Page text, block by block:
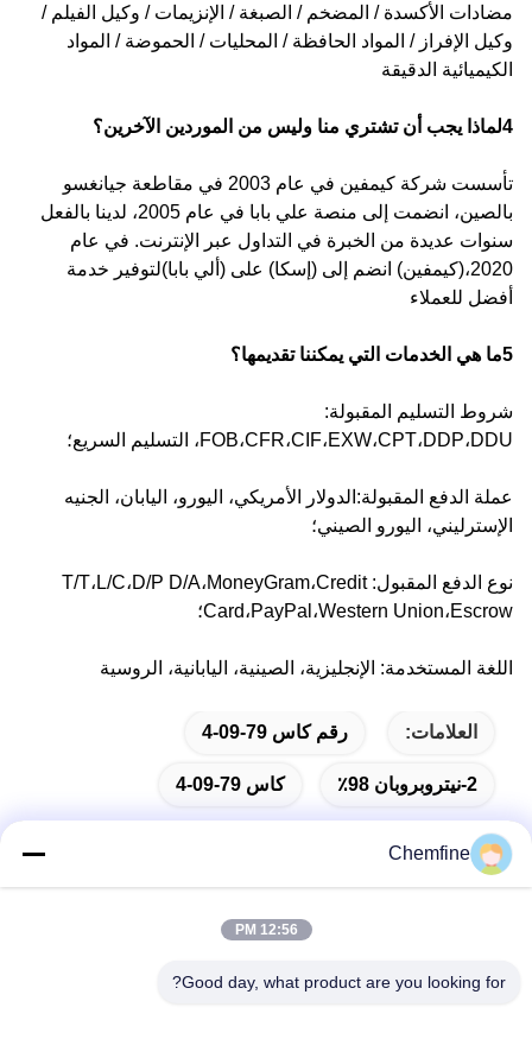
مضادات الأكسدة / المضخم / الصبغة / الإنزيمات / وكيل الفيلم /
وكيل الإفراز / المواد الحافظة / المحليات / الحموضة / المواد
الكيميائية الدقيقة
4لماذا يجب أن تشتري منا وليس من الموردين الآخرين؟
تأسست شركة كيمفين في عام 2003 في مقاطعة جيانغسو
بالصين، انضمت إلى منصة علي بابا في عام 2005، لدينا بالفعل
سنوات عديدة من الخبرة في التداول عبر الإنترنت. في عام
2020،(كيمفين) انضم إلى (إسكا) على (ألي بابا)لتوفير خدمة
أفضل للعملاء
5ما هي الخدمات التي يمكننا تقديمها؟
شروط التسليم المقبولة:
FOB،CFR،CIF،EXW،CPT،DDP،DDU، التسليم السريع؛
عملة الدفع المقبولة:الدولار الأمريكي، اليورو، اليابان، الجنيه
الإسترليني، اليورو الصيني؛
نوع الدفع المقبول: T/T،L/C،D/P D/A،MoneyGram،Credit
Card،PayPal،Western Union،Escrow؛
اللغة المستخدمة: الإنجليزية، الصينية، اليابانية، الروسية
العلامات: رقم كاس 79-09-4
2-نيتروبروبان 98٪ كاس 79-09-4
العنوان
Chemfine
12:56 PM
Good day, what product are you looking for?